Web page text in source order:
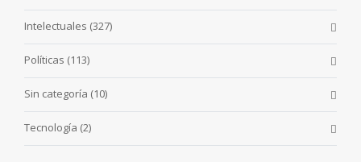
Intelectuales (327)
Políticas (113)
Sin categoría (10)
Tecnología (2)